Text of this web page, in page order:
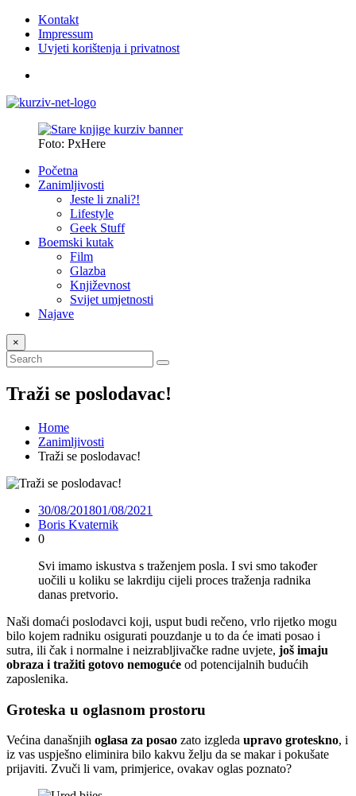
Kontakt
Impressum
Uvjeti korištenja i privatnost
Foto: PxHere
Početna
Zanimljivosti
Jeste li znali?!
Lifestyle
Geek Stuff
Boemski kutak
Film
Glazba
Književnost
Svijet umjetnosti
Najave
×
Traži se poslodavac!
Home
Zanimljivosti
Traži se poslodavac!
30/08/201801/08/2021
Boris Kvaternik
0
Svi imamo iskustva s traženjem posla. I svi smo također
uočili u koliku se lakrdiju cijeli proces traženja radnika
danas pretvorio.
Naši domaći poslodavci koji, usput budi rečeno, vrlo rijetko mogu
bilo kojem radniku osigurati pouzdanje u to da će imati posao i
sutra, ili čak i normalne i neizrabljivačke radne uvjete, još imaju
obraza i tražiti gotovo nemoguće od potencijalnih budućih
zaposlenika.
Groteska u oglasnom prostoru
Većina današnjih oglasa za posao zato izgleda upravo groteskno, i
iz vas uspješno eliminira bilo kakvu želju da se makar i pokušate
prijaviti. Zvuči li vam, primjerice, ovakav oglas poznato?